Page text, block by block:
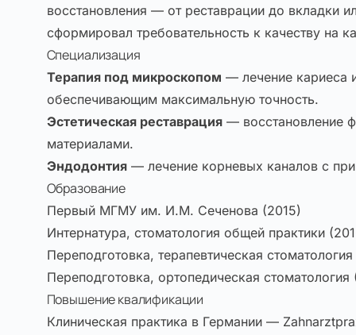
восстановления — от реставрации до вкладки
сформировал требовательность к качеству на
Специализация
Терапия под микроскопом — лечение кариеса
обеспечивающим максимальную точность.
Эстетическая реставрация— восстановление
материалами.
Эндодонтия— лечение корневых каналов с
Образование
Первый МГМУ им. И.М. Сеченова (2015)
Интернатура, стоматология общей практики
Переподготовка, терапевтическая
Переподготовка, ортопедическая стоматология
Повышение квалификации
Клиническая практика в Германии —